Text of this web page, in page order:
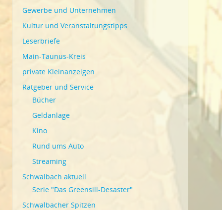
Gewerbe und Unternehmen
Kultur und Veranstaltungstipps
Leserbriefe
Main-Taunus-Kreis
private Kleinanzeigen
Ratgeber und Service
Bücher
Geldanlage
Kino
Rund ums Auto
Streaming
Schwalbach aktuell
Serie "Das Greensill-Desaster"
Schwalbacher Spitzen